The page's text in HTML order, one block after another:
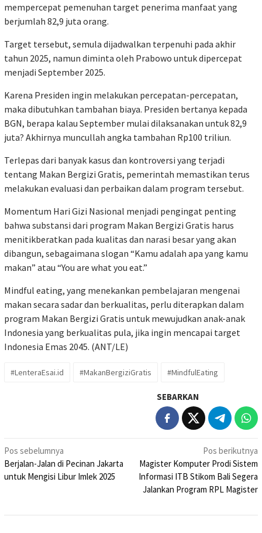
mempercepat pemenuhan target penerima manfaat yang
berjumlah 82,9 juta orang.
Target tersebut, semula dijadwalkan terpenuhi pada akhir
tahun 2025, namun diminta oleh Prabowo untuk dipercepat
menjadi September 2025.
Karena Presiden ingin melakukan percepatan-percepatan,
maka dibutuhkan tambahan biaya. Presiden bertanya kepada
BGN, berapa kalau September mulai dilaksanakan untuk 82,9
juta? Akhirnya muncullah angka tambahan Rp100 triliun.
Terlepas dari banyak kasus dan kontroversi yang terjadi
tentang Makan Bergizi Gratis, pemerintah memastikan terus
melakukan evaluasi dan perbaikan dalam program tersebut.
Momentum Hari Gizi Nasional menjadi pengingat penting
bahwa substansi dari program Makan Bergizi Gratis harus
menitikberatkan pada kualitas dan narasi besar yang akan
dibangun, sebagaimana slogan “Kamu adalah apa yang kamu
makan” atau “You are what you eat.”
Mindful eating, yang menekankan pembelajaran mengenai
makan secara sadar dan berkualitas, perlu diterapkan dalam
program Makan Bergizi Gratis untuk mewujudkan anak-anak
Indonesia yang berkualitas pula, jika ingin mencapai target
Indonesia Emas 2045. (ANT/LE)
#LenteraEsai.id #MakanBergiziGratis #MindfulEating
SEBARKAN
Navigasi
pos
Pos sebelumnya
Berjalan-Jalan di Pecinan Jakarta
untuk Mengisi Libur Imlek 2025
Pos berikutnya
Magister Komputer Prodi Sistem
Informasi ITB Stikom Bali Segera
Jalankan Program RPL Magister